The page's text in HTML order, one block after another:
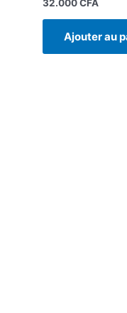
32.000CFA
Ajouter au